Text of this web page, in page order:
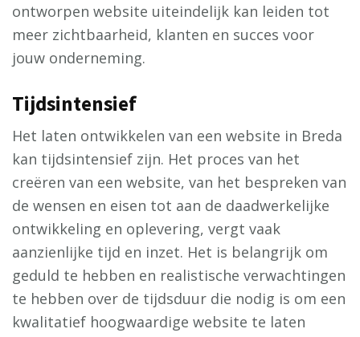
ontworpen website uiteindelijk kan leiden tot
meer zichtbaarheid, klanten en succes voor
jouw onderneming.
Tijdsintensief
Het laten ontwikkelen van een website in Breda
kan tijdsintensief zijn. Het proces van het
creëren van een website, van het bespreken van
de wensen en eisen tot aan de daadwerkelijke
ontwikkeling en oplevering, vergt vaak
aanzienlijke tijd en inzet. Het is belangrijk om
geduld te hebben en realistische verwachtingen
te hebben over de tijdsduur die nodig is om een
kwalitatief hoogwaardige website te laten